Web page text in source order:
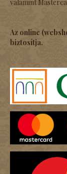
valamint
Az online
biztosítja.